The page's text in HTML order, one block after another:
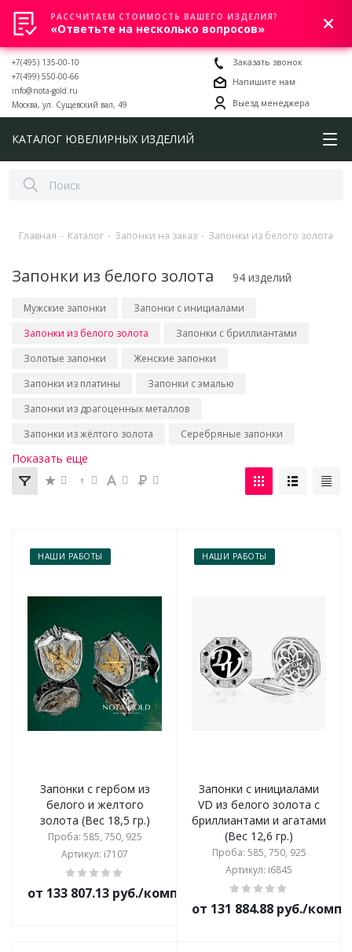
0
+7(495) 135-00-10
+7(499) 550-00-66
info@nota-gold.ru
Москва, ул. Сущевский вал, 49
Заказать звонок
Напишите нам
Выезд менеджера
КАТАЛОГ ЮВЕЛИРНЫХ ИЗДЕЛИЙ
Главная - Каталог - Запонки на заказ - Запонки из белого золота
Запонки из белого золота 94 изделий
Мужские запонки
Запонки с инициалами
Запонки из белого золота
Запонки с бриллиантами
Золотые запонки
Женские запонки
Запонки из платины
Запонки с эмалью
Запонки из драгоценных металлов
Запонки из жёлтого золота
Серебряные запонки
Показать еще
НАШИ РАБОТЫ
Запонки с гербом из
белого и желтого
золота (Вес 18,5 гр.)
Проба: 585, 750, 925
Артикул: i7107
от 133 807.13 руб./комплект
НАШИ РАБОТЫ
Запонки с инициалами
VD из белого золота с
бриллиантами и агатами
(Вес 12,6 гр.)
Проба: 585, 750, 925
Артикул: i6845
от 131 884.88 руб./
РАССЧИТАЕМ СТОИМОСТЬ ВАШЕГО ИЗДЕЛИЯ?
«Ответьте на несколько вопросов»